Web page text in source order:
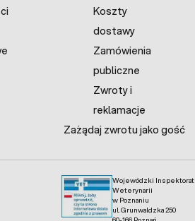
Koszty
dostawy
Zamówienia
publiczne
Zwroty i
reklamacje
Zażądaj zwrotu jako gość
Wojewódzki Inspektorat
Weterynarii
w Poznaniu
ul. Grunwaldzka 250